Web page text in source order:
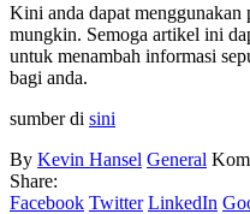
Kini anda dapat menggunakan
mungkin. Semoga artikel ini
untuk menambah informasi
bagi anda.
sumber di sini
By Kevin Hansel General
Share:
Facebook Twitter LinkedIn